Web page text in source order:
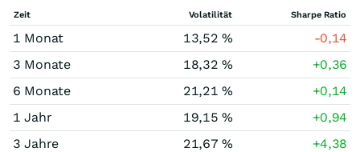
Zeit Volatilität Sharpe Ratio
1 Monat 13,52 %
-0,14
3 Monate
18,32 %
+0,36
6 Monate
21,21 %
+0,14
1 Jahr
19,15 %
+0,94
3 Jahre
21,67 % +4,38